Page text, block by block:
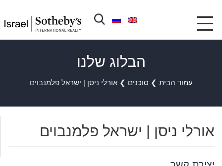
הבלוג שלנו
עמוד הבית ❯ סוכנים ❯ אורלי ניסן | ישראל פלמנבוים
אורלי ניסן | ישראל פלמנבוים